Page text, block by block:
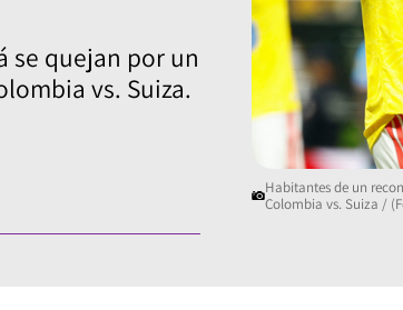
se quejan por un
vs. Suiza.
Habitantes de un
Colombia vs. Suiza /